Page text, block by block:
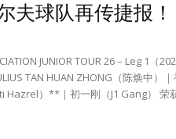
夫球队再传捷报！
JUNIOR TOUR 26 – Leg 1
TAN HUAN ZHONG（陈焕中
）**｜初一刚（J1 Gang） 荣